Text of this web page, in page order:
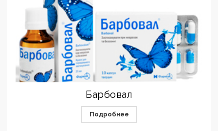
Барбовал
Подробнее